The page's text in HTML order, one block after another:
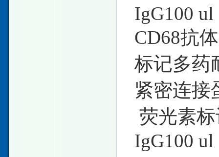
IgG100 ul
CD68抗
标记多药
紧密连接
荧光素
IgG100 ul